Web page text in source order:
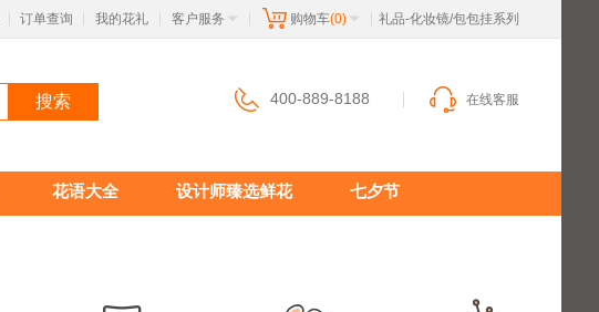
订单查询 我的花礼 客户服务 购物车(0) 礼品-化妆镜/包包挂系列
搜索 400-889-8188 在线客服
花语大全 设计师臻选鲜花 七夕节